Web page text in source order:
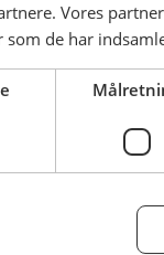
Vores
de har